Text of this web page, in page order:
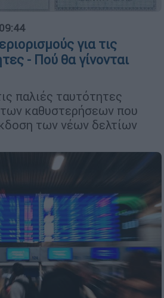
για τις
- Πού θα γίνονται
παλιές ταυτότητες
των καθυστερήσεων που
των νέων δελτίων